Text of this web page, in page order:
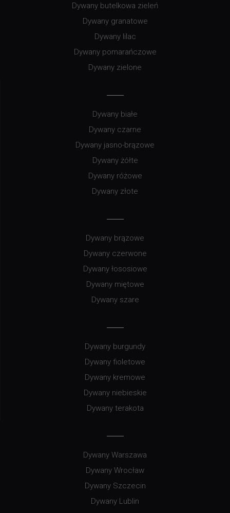
Dywany butelkowa zieleń
Dywany granatowe
Dywany lilac
Dywany pomarańczowe
Dywany zielone
Dywany białe
Dywany czarne
Dywany jasno-brązowe
Dywany żółte
Dywany różowe
Dywany złote
Dywany brązowe
Dywany czerwone
Dywany łososiowe
Dywany miętowe
Dywany szare
Dywany burgundy
Dywany fioletowe
Dywany kremowe
Dywany niebieskie
Dywany terakota
Dywany Warszawa
Dywany Wrocław
Dywany Szczecin
Dywany Lublin